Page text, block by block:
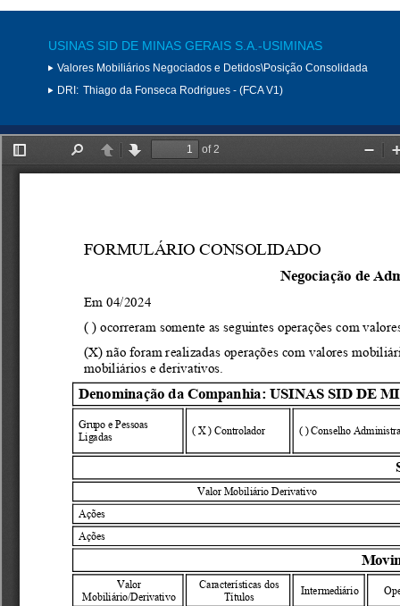
USINAS SID DE MINAS GERAIS S.A.-USIMINAS
Valores Mobiliários Negociados e Detidos\Posição Consolidada
DRI: Thiago da Fonseca Rodrigues - (FCA V1)